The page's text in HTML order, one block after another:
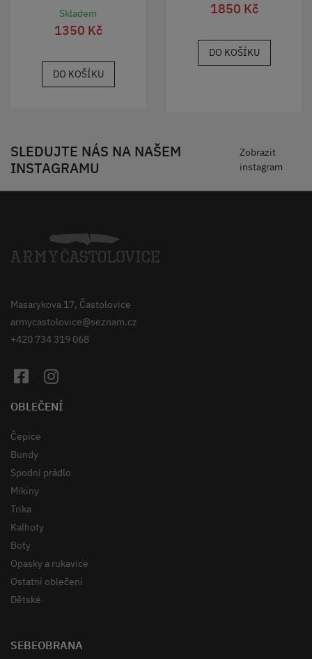
Skladem
1350 Kč
DO KOŠÍKU
1850 Kč
DO KOŠÍKU
SLEDUJTE NÁS NA NAŠEM
INSTAGRAMU
Zobrazit
instagram
Masarykova 17, Častolovice
armycastolovice@seznam.cz
+420 734 319 068
OBLEČENÍ
Čepice
Bundy
Spodní prádlo
Mikiny
Trika
Kalhoty
Boty
Opasky a rukavice
Ostatní oblečení
Dětské
SEBEOBRANA